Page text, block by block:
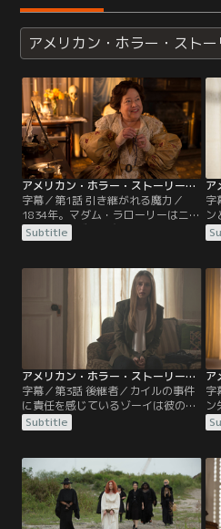
アメリカン・ホラー・スト
アメリカン・ホラー・ストーリー：魔女団 第01話／字幕
字幕／第1話 引き継がれる魔力／
1834年。マダム・ラローリーはニュ
ーオーリンズの社交界で誰もが知る
人物だ。だが華やかな生活の裏に
潜んでいるのだった。
Subtitle
字
ン
生
中
て
アメリカン・ホラー・ストーリー：魔女団 第03話／字幕
字幕／第3話 後継者／カイルの事件
に責任を感じているゾーイは彼の母
親の家を訪ねる。フィオナは老いて
魔女としての力を失うことを極度に
る変化が現れ始める。
Subtitle
字
ン
人
の
詰